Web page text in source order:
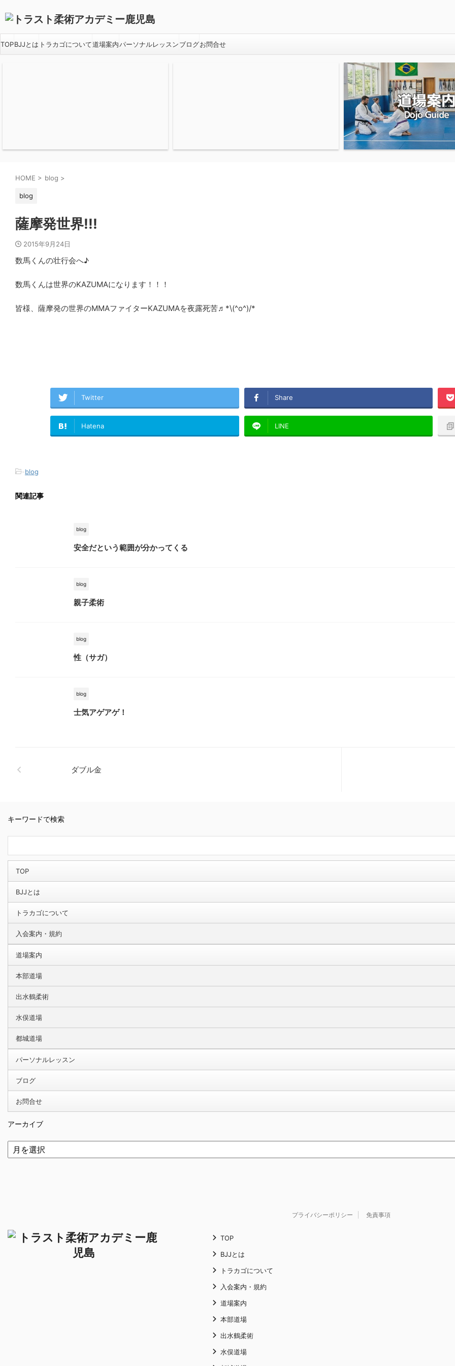
TOPBJJとは トラカゴについて道場案内パーソナルレッスンブログお問合せ
HOME > blog >
blog
薩摩発世界!!!
2015年9月24日
数馬くんの壮行会へ♪
数馬くんは世界のKAZUMAになります！！！
皆様、薩摩発の世界のMMAファイターKAZUMAを夜露死苦♬*\(^o^)/*
Twitter Share
Hatena LINE
-blog
関連記事
blog
安全だという範囲が分かってくる
blog
親子柔術
blog
性（サガ）
blog
士気アゲアゲ！
ダブル金
キーワードで検索
TOP
BJJとは
トラカゴについて
入会案内・規約
道場案内
本部道場
出水鶴柔術
水俣道場
都城道場
パーソナルレッスン
ブログ
お問合せ
アーカイブ
プライバシーポリシー 免責事項
TOP
BJJとは
トラカゴについて
入会案内・規約
道場案内
本部道場
出水鶴柔術
水俣道場